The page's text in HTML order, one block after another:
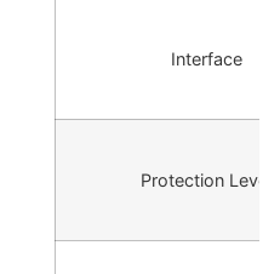
Interface
Protection Level